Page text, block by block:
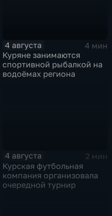
4 августа
4 мин
Куряне занимаются
спортивной рыбалкой на
водоёмах региона
4 августа
2 мин
Курская футбольная
компания организовала
очередной турнир